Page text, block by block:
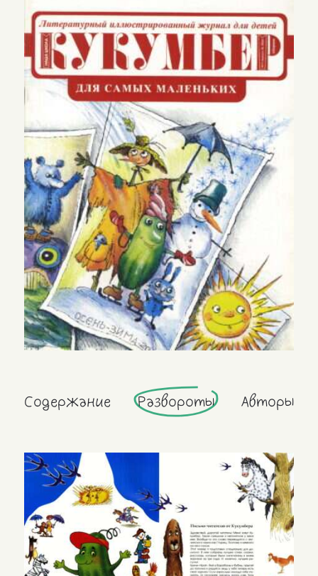
Содержание Развороты Авторы